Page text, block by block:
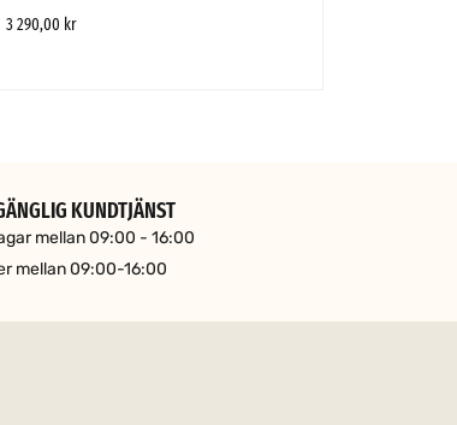
3 290,00 kr
KUNDTJÄNST
mellan 09:00 - 16:00
mellan 09:00-16:00